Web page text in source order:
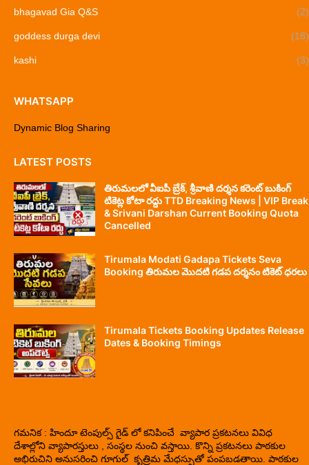
bhagavad Gia Q&S (2)
goddess durga devi (18)
kashi (3)
WHATSAPP
Dynamic Blog Sharing
LATEST POSTS
తిరుమలలో వీఐపీ బ్రేక్, శ్రీవాణి దర్శన కరెంట్ బుకింగ్
టికెట్ల కోటా రద్దు TTD Breaking News | VIP Break
& Srivani Darshan Current Booking Quota
Cancelled
Tirumala Modati Gadapa Tickets Seva
Booking తిరుమల మొదటి గడప దర్శనం టికెట్ ధరలు
Tirumala Tickets Booking Updates Release
Dates & Booking Timings
గమనిక : హిందూ టెంపుల్స్ గైడ్ లో కనిపించే వ్యాపార ప్రకటనలు వివిధ
దేశాల్లోని వ్యాపారస్తులు , సంస్థల నుంచి వస్తాయి. కొన్ని ప్రకటనలు పాఠకుల
అభిరుచిని అనుసరించి గూగుల్ కృత్రిమ మేధస్సుతో పంపబడతాయి. పాఠకుల